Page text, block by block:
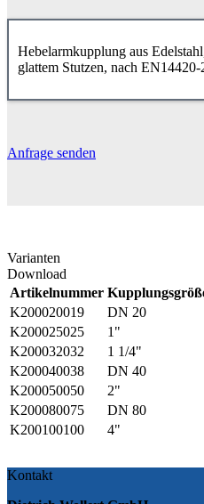
Hebelarmkupplung aus
glattem Stutzen, nach EN14420-
Anfrage senden
Varianten
Download
Artikelnummer
K200020019
DN 20
K200025025
1"
K200032032
1 1/4"
K200040038
DN 40
K200050050
2"
K200080075
DN 80
K200100100
4"
Kontakt